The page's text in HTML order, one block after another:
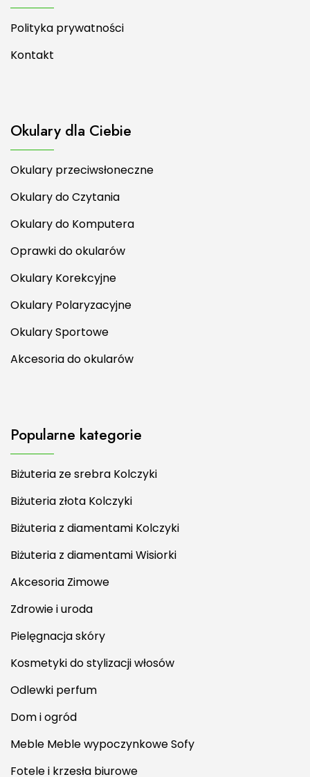
Polityka prywatności
Kontakt
Okulary dla Ciebie
Okulary przeciwsłoneczne
Okulary do Czytania
Okulary do Komputera
Oprawki do okularów
Okulary Korekcyjne
Okulary Polaryzacyjne
Okulary Sportowe
Akcesoria do okularów
Popularne kategorie
Biżuteria ze srebra Kolczyki
Biżuteria złota Kolczyki
Biżuteria z diamentami Kolczyki
Biżuteria z diamentami Wisiorki
Akcesoria Zimowe
Zdrowie i uroda
Pielęgnacja skóry
Kosmetyki do stylizacji włosów
Odlewki perfum
Dom i ogród
Meble Meble wypoczynkowe Sofy
Fotele i krzesła biurowe